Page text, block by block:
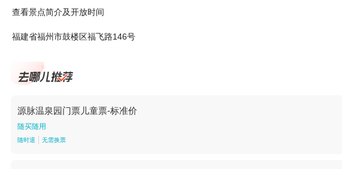
查看景点简介及开放时间
福建省福州市鼓楼区福飞路146号
源脉温泉园门票儿童票-标准价
随买随用
随时退 无需换票